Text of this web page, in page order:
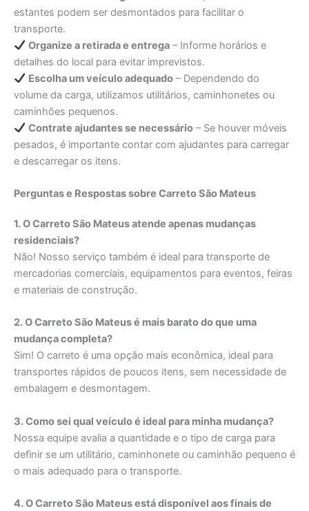
estantes podem ser desmontados para facilitar o
transporte.
Organize a retirada e entrega– Informe horários e
detalhes do local para evitar imprevistos.
Escolha um veículo adequado– Dependendo do
volume da carga, utilizamos utilitários, caminhonetes ou
caminhões pequenos.
Contrate ajudantes se necessário– Se houver móveis
pesados, é importante contar com ajudantes para carregar
e descarregar os itens.
Perguntas e Respostas sobre Carreto São Mateus
1. O Carreto São Mateus atende apenas mudanças
residenciais?
Não! Nosso serviço também é ideal para transporte de
mercadorias comerciais, equipamentos para eventos, feiras
e materiais de construção.
2. O Carreto São Mateus é mais barato do que uma
mudança completa?
Sim! O carreto é uma opção mais econômica, ideal para
transportes rápidos de poucos itens, sem necessidade de
embalagem e desmontagem.
3. Como sei qual veículo é ideal para minha mudança?
Nossa equipe avalia a quantidade e o tipo de carga para
definir se um utilitário, caminhonete ou caminhão pequeno é
o mais adequado para o transporte.
4. O Carreto São Mateus está disponível aos finais de